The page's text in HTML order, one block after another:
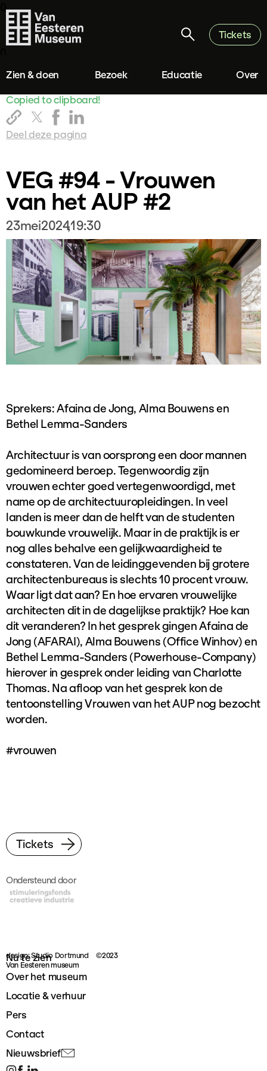
0
Tickets
Zien & doen Bezoek Educatie Over
Deel deze pagina
Copied to clipboard!
VEG #94 - Vrouwen
van het AUP #2
23mei2024,19:30
Sprekers: Afaina de Jong, Alma Bouwens en
Bethel Lemma-Sanders
Architectuur is van oorsprong een door mannen
gedomineerd beroep. Tegenwoordig zijn
vrouwen echter goed vertegenwoordigd, met
name op de architectuuropleidingen. In veel
landen is meer dan de helft van de studenten
bouwkunde vrouwelijk. Maar in de praktijk is er
nog alles behalve een gelijkwaardigheid te
constateren. Van de leidinggevenden bij grotere
architectenbureaus is slechts 10 procent vrouw.
Waar ligt dat aan? En hoe ervaren vrouwelijke
architecten dit in de dagelijkse praktijk? Hoe kan
dit veranderen? In het gesprek gingen Afaina de
Jong (AFARAI), Alma Bouwens (Office Winhov) en
Bethel Lemma-Sanders (Powerhouse-Company)
hierover in gesprek onder leiding van Charlotte
Thomas. Na afloop van het gesprek kon de
tentoonstelling Vrouwen van het AUP nog bezocht
worden.
#vrouwen
Tickets
Ondersteund door
Nu te zien
Over het museum
Locatie & verhuur
Pers
Contact
Nieuwsbrief
design: Studio Dortmund
©2023
Van Eesteren museum